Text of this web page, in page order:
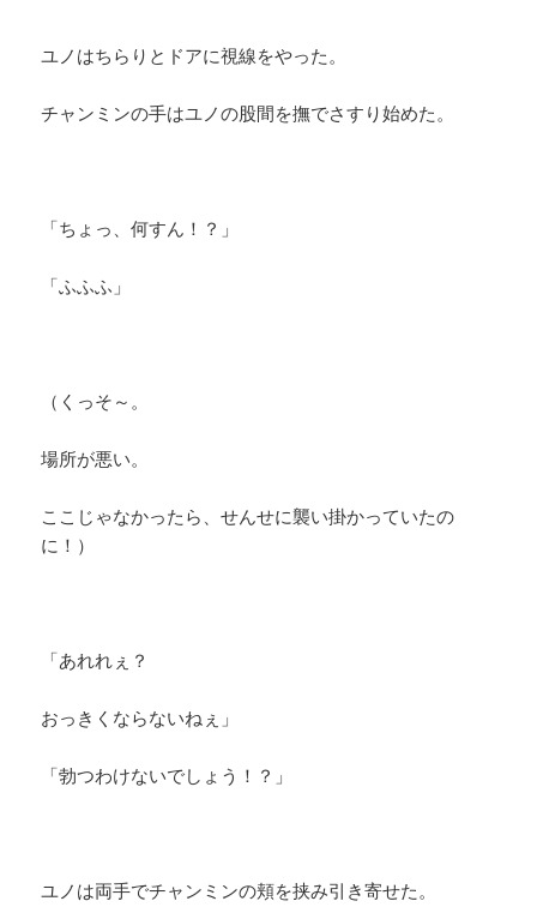
ユノはちらりとドアに視線をやった。
チャンミンの手はユノの股間を撫でさすり始めた。
「ちょっ、何すん！？」
「ふふふ」
（くっそ～。
場所が悪い。
ここじゃなかったら、せんせに襲い掛かっていたの
に！）
「あれれぇ？
おっきくならないねぇ」
「勃つわけないでしょう！？」
ユノは両手でチャンミンの頬を挟み引き寄せた。